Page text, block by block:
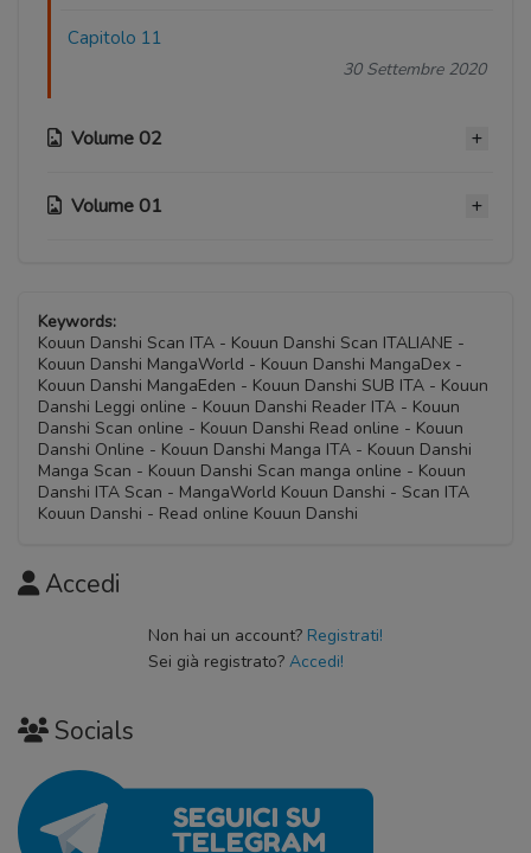
Capitolo 11
30 Settembre 2020
Volume 02
Capitolo 10
30 Settembre 2020
Capitolo 08
30 Settembre 2020
Capitolo 07
30 Settembre 2020
Volume 01
Capitolo 04
30 Settembre 2020
Capitolo 03
30 Settembre 2020
Capitolo 01
30 Settembre 2020
Keywords:
Kouun Danshi Scan ITA - Kouun Danshi Scan ITALIANE -
Kouun Danshi MangaWorld - Kouun Danshi MangaDex -
Kouun Danshi MangaEden - Kouun Danshi SUB ITA - Kouun
Danshi Leggi online - Kouun Danshi Reader ITA - Kouun
Danshi Scan online - Kouun Danshi Read online - Kouun
Danshi Online - Kouun Danshi Manga ITA - Kouun Danshi
Manga Scan - Kouun Danshi Scan manga online - Kouun
Danshi ITA Scan - MangaWorld Kouun Danshi - Scan ITA
Kouun Danshi - Read online Kouun Danshi
Accedi
Non hai un account? Registrati!
Sei già registrato? Accedi!
Socials